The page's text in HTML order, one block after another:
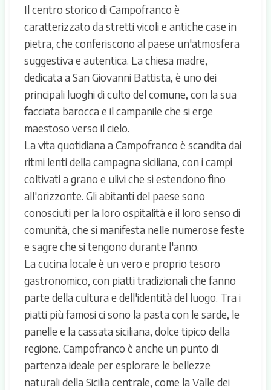
Il centro storico di Campofranco è
caratterizzato da stretti vicoli e antiche case in
pietra, che conferiscono al paese un'atmosfera
suggestiva e autentica. La chiesa madre,
dedicata a San Giovanni Battista, è uno dei
principali luoghi di culto del comune, con la sua
facciata barocca e il campanile che si erge
maestoso verso il cielo.
La vita quotidiana a Campofranco è scandita dai
ritmi lenti della campagna siciliana, con i campi
coltivati a grano e ulivi che si estendono fino
all'orizzonte. Gli abitanti del paese sono
conosciuti per la loro ospitalità e il loro senso di
comunità, che si manifesta nelle numerose feste
e sagre che si tengono durante l'anno.
La cucina locale è un vero e proprio tesoro
gastronomico, con piatti tradizionali che fanno
parte della cultura e dell'identità del luogo. Tra i
piatti più famosi ci sono la pasta con le sarde, le
panelle e la cassata siciliana, dolce tipico della
regione. Campofranco è anche un punto di
partenza ideale per esplorare le bellezze
naturali della Sicilia centrale, come la Valle dei